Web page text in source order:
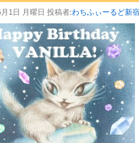
1日 月曜日 投稿者:わちふぃーるど新